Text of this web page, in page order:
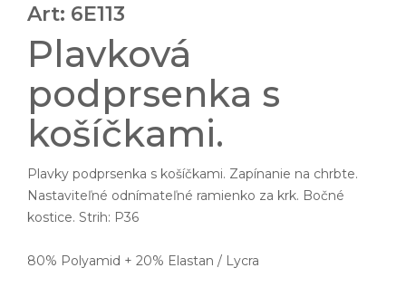
Art: 6E113
Plavková
podprsenka s
košíčkami.
Plavky podprsenka s košíčkami. Zapínanie na chrbte.
Nastaviteľné odnímateľné ramienko za krk. Bočné
kostice. Strih: P36
80% Polyamid + 20% Elastan / Lycra